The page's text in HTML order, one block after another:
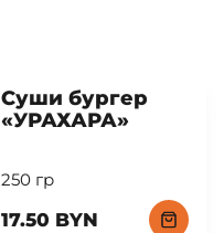
Суши бургер
«УРАХАРА»
250 гр
17.50 BYN